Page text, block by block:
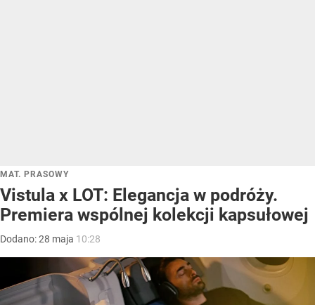
MAT. PRASOWY
Vistula x LOT: Elegancja w podróży.
Premiera wspólnej kolekcji kapsułowej
Dodano:28 maja 10:28